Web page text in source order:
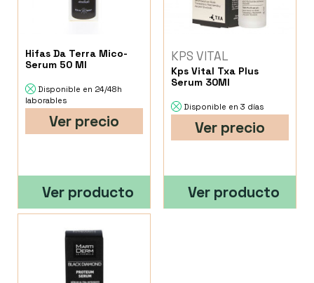
Hifas Da Terra Mico-
Serum 50 Ml
Disponible en 24/48h
laborables
Ver precio
Ver producto
KPS VITAL
Kps Vital Txa Plus
Serum 30Ml
Disponible en 3 días
Ver precio
Ver producto